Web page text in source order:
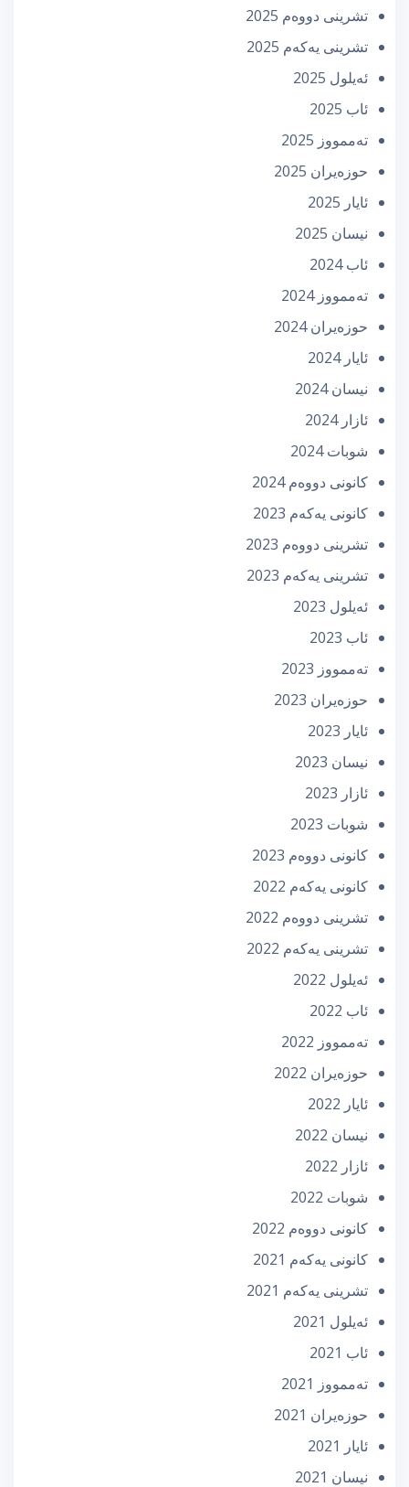
تشرینی دووه‌م 2025
تشرینی یه‌كه‌م 2025
ئه‌یلول 2025
ئاب 2025
تەممووز 2025
حوزه‌یران 2025
ئایار 2025
نیسان 2025
ئاب 2024
تەممووز 2024
حوزه‌یران 2024
ئایار 2024
نیسان 2024
ئازار 2024
شوبات 2024
كانونی دووه‌م 2024
كانونی یه‌كه‌م 2023
تشرینی دووه‌م 2023
تشرینی یه‌كه‌م 2023
ئه‌یلول 2023
ئاب 2023
تەممووز 2023
حوزه‌یران 2023
ئایار 2023
نیسان 2023
ئازار 2023
شوبات 2023
كانونی دووه‌م 2023
كانونی یه‌كه‌م 2022
تشرینی دووه‌م 2022
تشرینی یه‌كه‌م 2022
ئه‌یلول 2022
ئاب 2022
تەممووز 2022
حوزه‌یران 2022
ئایار 2022
نیسان 2022
ئازار 2022
شوبات 2022
كانونی دووه‌م 2022
كانونی یه‌كه‌م 2021
تشرینی یه‌كه‌م 2021
ئه‌یلول 2021
ئاب 2021
تەممووز 2021
حوزه‌یران 2021
ئایار 2021
نیسان 2021